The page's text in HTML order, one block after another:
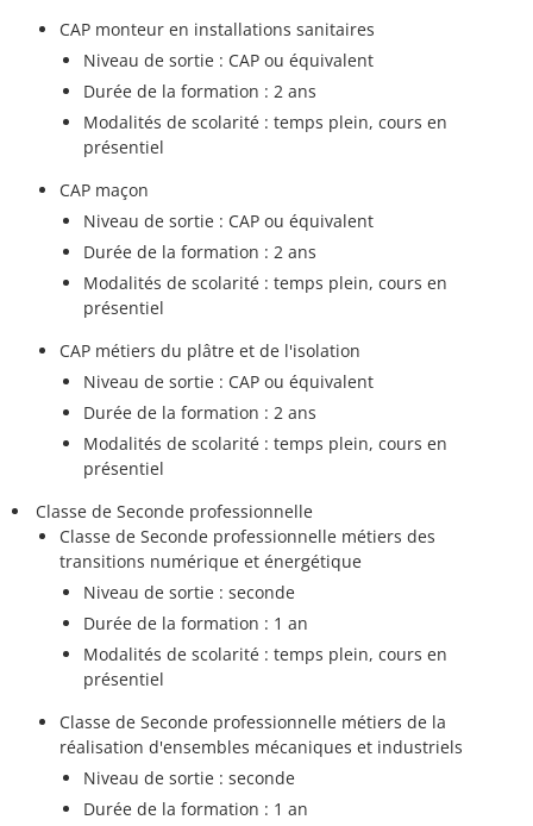
CAP monteur en installations sanitaires
Niveau de sortie : CAP ou équivalent
Durée de la formation : 2 ans
Modalités de scolarité : temps plein, cours en
présentiel
CAP maçon
Niveau de sortie : CAP ou équivalent
Durée de la formation : 2 ans
Modalités de scolarité : temps plein, cours en
présentiel
CAP métiers du plâtre et de l'isolation
Niveau de sortie : CAP ou équivalent
Durée de la formation : 2 ans
Modalités de scolarité : temps plein, cours en
présentiel
Classe de Seconde professionnelle
Classe de Seconde professionnelle métiers des
transitions numérique et énergétique
Niveau de sortie : seconde
Durée de la formation : 1 an
Modalités de scolarité : temps plein, cours en
présentiel
Classe de Seconde professionnelle métiers de la
réalisation d'ensembles mécaniques et industriels
Niveau de sortie : seconde
Durée de la formation : 1 an